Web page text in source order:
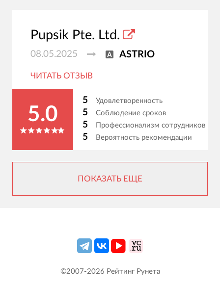
Pupsik Pte. Ltd.
08.05.2025 ASTRIO
ЧИТАТЬ ОТЗЫВ
5.0
5 Удовлетворенность
5 Соблюдение сроков
5 Профессионализм сотрудников
5 Вероятность рекомендации
ПОКАЗАТЬ ЕЩЕ
©2007-2026 Рейтинг Рунета